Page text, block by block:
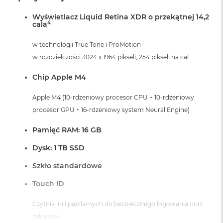
i
M
a
o
k
A
i
r
M
5
M
a
c
B
o
k
Wyświetlacz Liquid Retina XDR o przekątnej 14,2
cala4
w technologii True Tone i ProMotion
w rozdzielczości 3024 x 1964 pikseli, 254 pikseli na cal
Chip Apple M4
Apple M4 (10-rdzeniowy procesor CPU + 10-rdzeniowy
procesor GPU + 16-rdzeniowy system Neural Engine)
Pamięć RAM: 16 GB
Dysk: 1 TB SSD
Szkło standardowe
Touch ID
Czytnik linii papilarnych do bezpiecznego logowania oraz
zakupów